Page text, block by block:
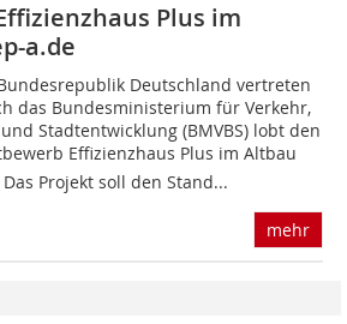
Plus im
a.de
Deutschland vertreten
das Bundesministerium für Verkehr,
Stadtentwicklung (BMVBS) lobt den
Effizienzhaus Plus im Altbau
Projekt soll den Stand...
mehr